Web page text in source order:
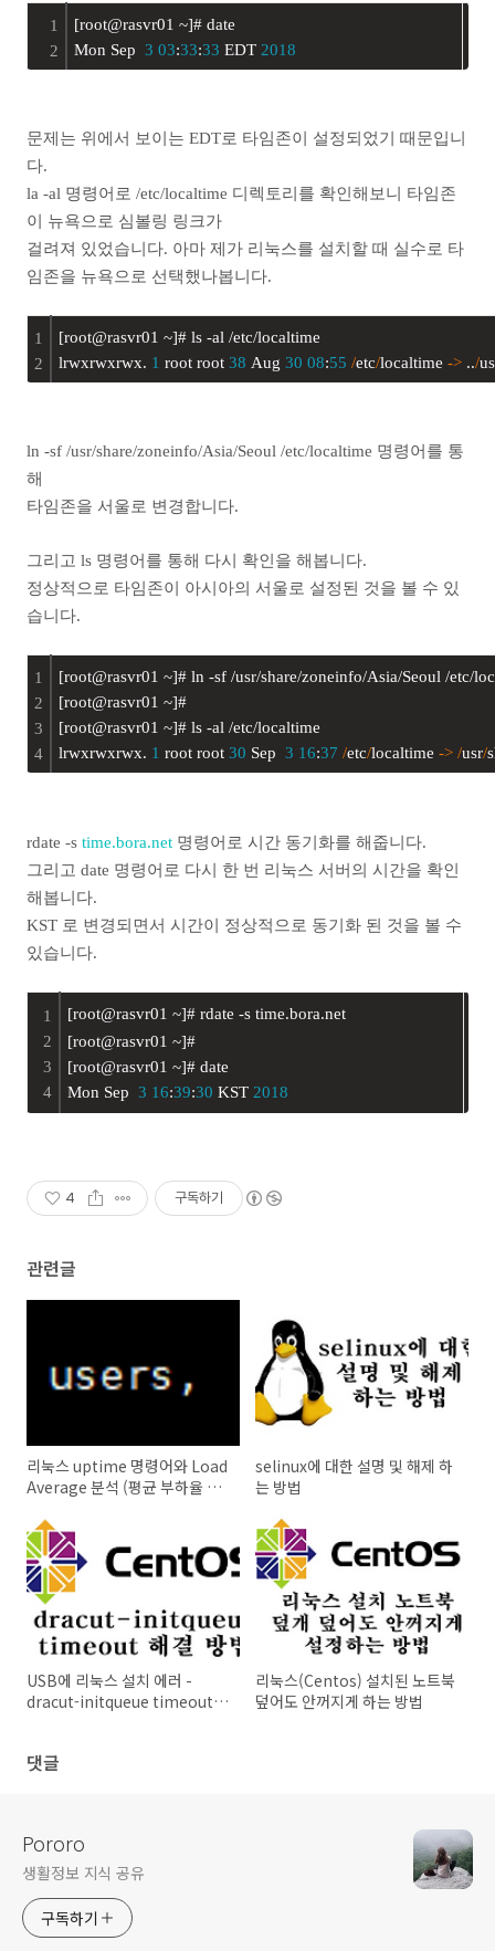
1
2
[root@rasvr01 ~]# date
Mon Sep 3 03:33:33 EDT 2018
문제는 위에서 보이는 EDT로 타임존이 설정되었기 때문입니
다.
la -al 명령어로 /etc/localtime 디렉토리를 확인해보니 타임존
이 뉴욕으로 심볼링 링크가
걸려져 있었습니다. 아마 제가 리눅스를 설치할 때 실수로 타
임존을 뉴욕으로 선택했나봅니다.
1
2
[root@rasvr01 ~]# ls -al /etc/localtime
lrwxrwxrwx. 1 root root 38 Aug 30 08:55 /etc/localtime -> ../
ln -sf /usr/share/zoneinfo/Asia/Seoul /etc/localtime 명령어를 통
해
타임존을 서울로 변경합니다.
그리고 ls 명령어를 통해 다시 확인을 해봅니다.
정상적으로 타임존이 아시아의 서울로 설정된 것을 볼 수 있
습니다.
1
2
3
4
[root@rasvr01 ~]# ln -sf /usr/share/zoneinfo/Asia/Seoul /etc/
[root@rasvr01 ~]#
[root@rasvr01 ~]# ls -al /etc/localtime
lrwxrwxrwx. 1 root root 30 Sep 3 16:37 /etc/localtime -> /usr/
rdate -s time.bora.net 명령어로 시간 동기화를 해줍니다.
그리고 date 명령어로 다시 한 번 리눅스 서버의 시간을 확인
해봅니다.
KST 로 변경되면서 시간이 정상적으로 동기화 된 것을 볼 수
있습니다.
1
2
3
4
[root@rasvr01 ~]# rdate -s time.bora.net
[root@rasvr01 ~]#
[root@rasvr01 ~]# date
Mon Sep 3 16:39:30 KST 2018
4 구독하기
관련글
리눅스 uptime 명령어와 Load
Average 분석 (평균 부하율 분
selinux에 대한 설명 및 해제 하
는 방법
USB에 리눅스 설치 에러 -
dracut-initqueue timeout
리눅스(Centos) 설치된 노트북
덮어도 안꺼지게 하는 방법
댓글
Pororo
생활정보 지식 공유
구독하기